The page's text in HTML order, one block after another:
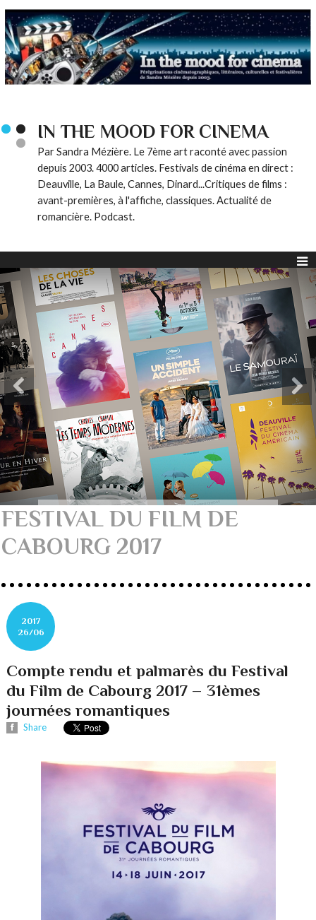
IN THE MOOD FOR CINEMA
Par Sandra Mézière. Le 7ème art raconté avec passion
depuis 2003. 4000 articles. Festivals de cinéma en direct :
Deauville, La Baule, Cannes, Dinard...Critiques de films :
avant-premières, à l'affiche, classiques. Actualité de
romancière. Podcast.
FESTIVAL DU FILM DE
CABOURG 2017
2017
26/06
Compte rendu et palmarès du Festival
du Film de Cabourg 2017 – 31èmes
journées romantiques
Share